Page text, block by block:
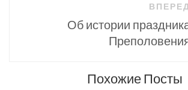
Об истории
Похожие Посты